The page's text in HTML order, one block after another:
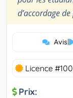
d’accordage
Avis|
Licence
Prix: